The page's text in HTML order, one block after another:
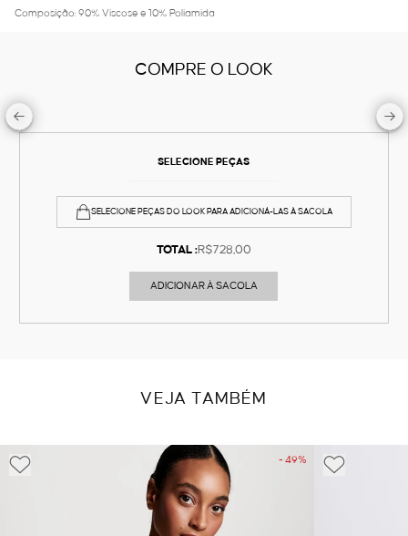
Composição: 90% Viscose e 10% Poliamida
COMPRE O LOOK
SELECIONE PEÇAS
SELECIONE PEÇAS DO LOOK PARA ADICIONÁ-LAS À SACOLA
TOTAL :R$728,00
ADICIONAR À SACOLA
VEJA TAMBÉM
- 49%